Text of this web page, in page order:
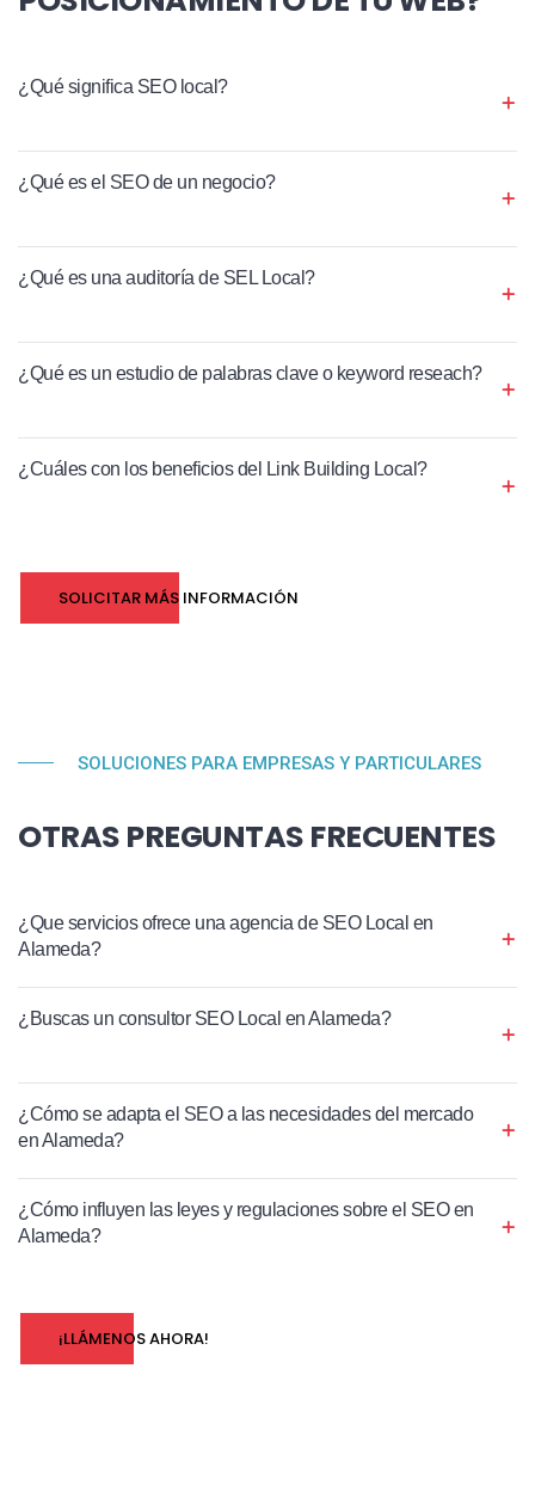
¿Qué significa SEO local?
¿Qué es el SEO de un negocio?
¿Qué es una auditoría de SEL Local?
¿Qué es un estudio de palabras clave o keyword reseach?
¿Cuáles con los beneficios del Link Building Local?
SOLICITAR MÁS INFORMACIÓN
SOLUCIONES PARA EMPRESAS Y PARTICULARES
OTRAS PREGUNTAS FRECUENTES
¿Que servicios ofrece una agencia de SEO Local en
Alameda?
¿Buscas un consultor SEO Local en Alameda?
¿Cómo se adapta el SEO a las necesidades del mercado
en Alameda?
¿Cómo influyen las leyes y regulaciones sobre el SEO en
Alameda?
¡LLÁMENOS AHORA!